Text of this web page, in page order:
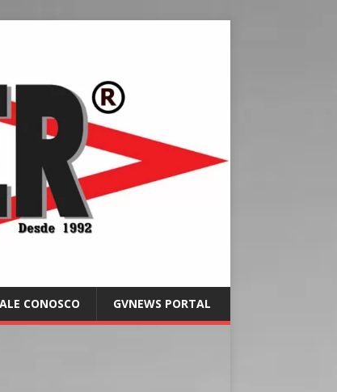
CONOSCO GVNEWS PORTAL